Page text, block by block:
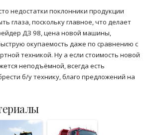
недостатки поклонники продукции
глаза, поскольку главное, что делает
ДЗ 98, цена новой машины,
окупаемость даже по сравнению с
техникой. Ну а если стоимость новой
неподъёмной, всегда есть
б/у технику, благо предложений на